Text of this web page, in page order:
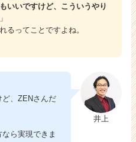
いいですけど、こういうやり
」
るってことですよね。
井上
ど、ZENさんだ
なら実現できま